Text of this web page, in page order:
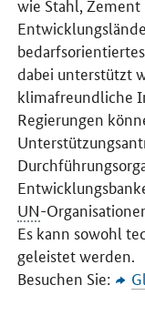
dabei unterstützt
klimafreundliche
Regierungen
UN-
Es kann sowohl
geleistet werden.
Besuchen Sie: